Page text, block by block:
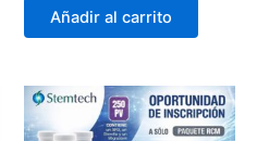
Añadir al carrito